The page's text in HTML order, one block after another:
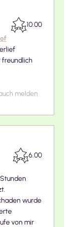
10.00
freundlich
melden
6.00
wurde
von mir